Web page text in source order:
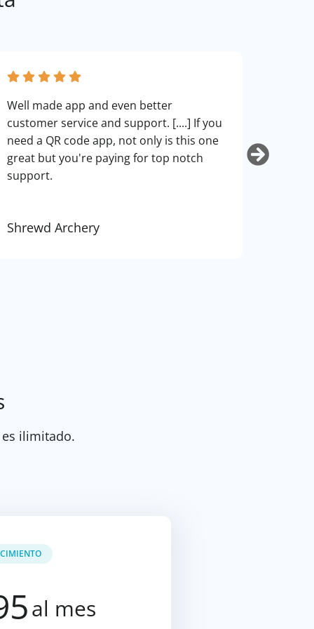
Well made app and even better
customer service and support. [....] If you
need a QR code app, not only is this one
great but you're paying for top notch
support.
Shrewd Archery
ilimitado.
al mes